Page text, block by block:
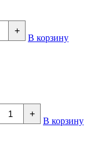
+
В корзину
+
В корзину